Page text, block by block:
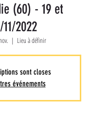
(60) - 19 et
2022
  |
Lieu à définir
sont closes
événements